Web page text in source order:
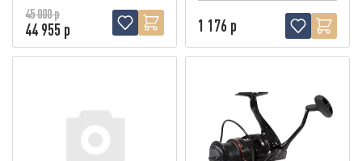
45 000 р
44 955 р 1 176 р